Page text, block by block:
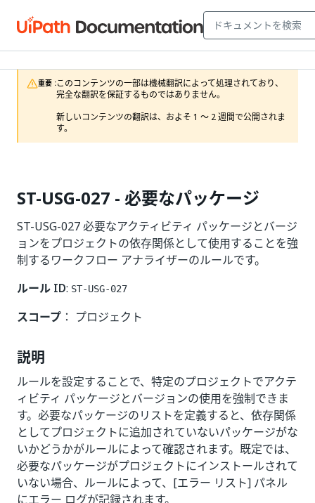
重要 :このコンテンツの一部は機械翻訳によって処理されており、
完全な翻訳を保証するものではありません。
新しいコンテンツの翻訳は、およそ 1 ～ 2 週間で公開されま
す。
ST-USG-027 - 必要なパッケージ
ST-USG-027 必要なアクティビティ パッケージとバージ
ョンをプロジェクトの依存関係として使用することを強
制するワークフロー アナライザーのルールです。
ルール ID: ST-USG-027
スコープ ： プロジェクト
説明
ルールを設定することで、特定のプロジェクトでアクテ
ィビティ パッケージとバージョンの使用を強制できま
す。必要なパッケージのリストを定義すると、依存関係
としてプロジェクトに追加されていないパッケージがな
いかどうかがルールによって確認されます。既定では、
必要なパッケージがプロジェクトにインストールされて
いない場合、ルールによって、[エラー リスト] パネル
にエラー ログが記録されます。